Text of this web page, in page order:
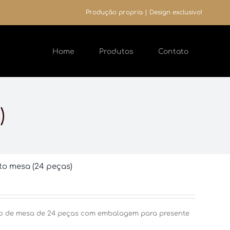
Produção propria | Design exclusivo!
Home Produtos Contato
mesa (24 peças)
de mesa de 24 peças com embalagem para presente